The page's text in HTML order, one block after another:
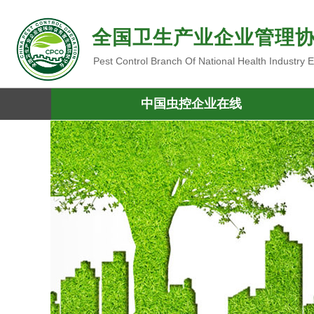
全国卫生产业企业管理
Pest Control Branch Of National Health Industry
中国虫控企业在线